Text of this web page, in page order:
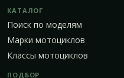
КАТАЛОГ
Поиск по моделям
Марки мотоциклов
Классы мотоциклов
ПОДБОР